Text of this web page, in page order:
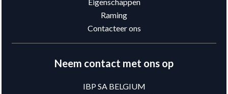
Raming
Contacteer ons
Neem contact met ons op
IBP SA BELGIUM